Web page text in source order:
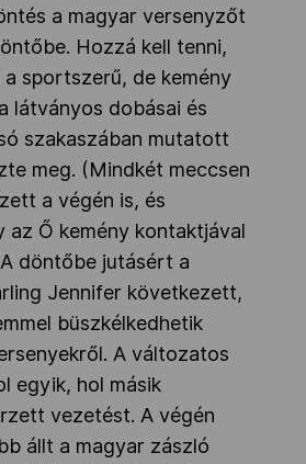
a magyar versenyzőt
Hozzá kell tenni,
sportszerű, de kemény
látványos dobásai és
szakaszában mutatott
meg. (Mindkét meccsen
a végén is, és
az Ő kemény kontaktjával
döntőbe jutásért a
Jennifer következett,
büszkélkedhetik
A változatos
egyik, hol másik
vezetést. A végén
állt a magyar zászló